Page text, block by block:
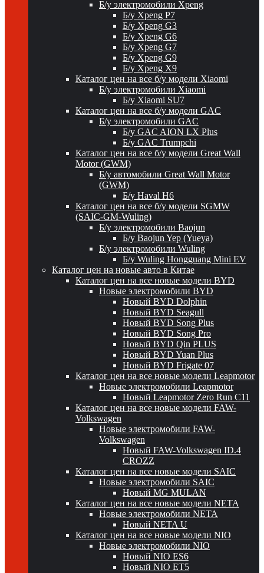
Б/у электромобили Xpeng
Б/у Xpeng P7
Б/у Xpeng G3
Б/у Xpeng G6
Б/у Xpeng G7
Б/у Xpeng G9
Б/у Xpeng X9
Каталог цен на все б/у модели Xiaomi
Б/у электромобили Xiaomi
Б/у Xiaomi SU7
Каталог цен на все б/у модели GAC
Б/у электромобили GAC
Б/у GAC AION LX Plus
Б/у GAC Trumpchi
Каталог цен на все б/у модели Great Wall
Motor (GWM)
Б/у автомобили Great Wall Motor
(GWM)
Б/у Haval H6
Каталог цен на все б/у модели SGMW
(SAIC-GM-Wuling)
Б/у электромобили Baojun
Б/у Baojun Yep (Yueya)
Б/у электромобили Wuling
Б/у Wuling Hongguang Mini EV
Каталог цен на новые авто в Китае
Каталог цен на все новые модели BYD
Новые электромобили BYD
Новый BYD Dolphin
Новый BYD Seagull
Новый BYD Song Plus
Новый BYD Song Pro
Новый BYD Qin PLUS
Новый BYD Yuan Plus
Новый BYD Frigate 07
Каталог цен на все новые модели Leapmotor
Новые электромобили Leapmotor
Новый Leapmotor Zero Run C11
Каталог цен на все новые модели FAW-
Volkswagen
Новые электромобили FAW-
Volkswagen
Новый FAW-Volkswagen ID.4
CROZZ
Каталог цен на все новые модели SAIC
Новые электромобили SAIC
Новый MG MULAN
Каталог цен на все новые модели NETA
Новые электромобили NETA
Новый NETA U
Каталог цен на все новые модели NIO
Новые электромобили NIO
Новый NIO ES6
Новый NIO ET5